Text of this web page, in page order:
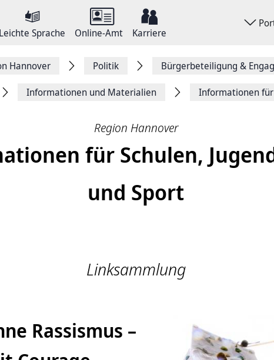
Leichte Sprache Online-Amt Karriere
Hannover Politik Bürgerbeteiligung &
Informationen und Materialien Informationen für
Region Hannover
für Schulen,
und Sport
Linksammlung
Rassismus –